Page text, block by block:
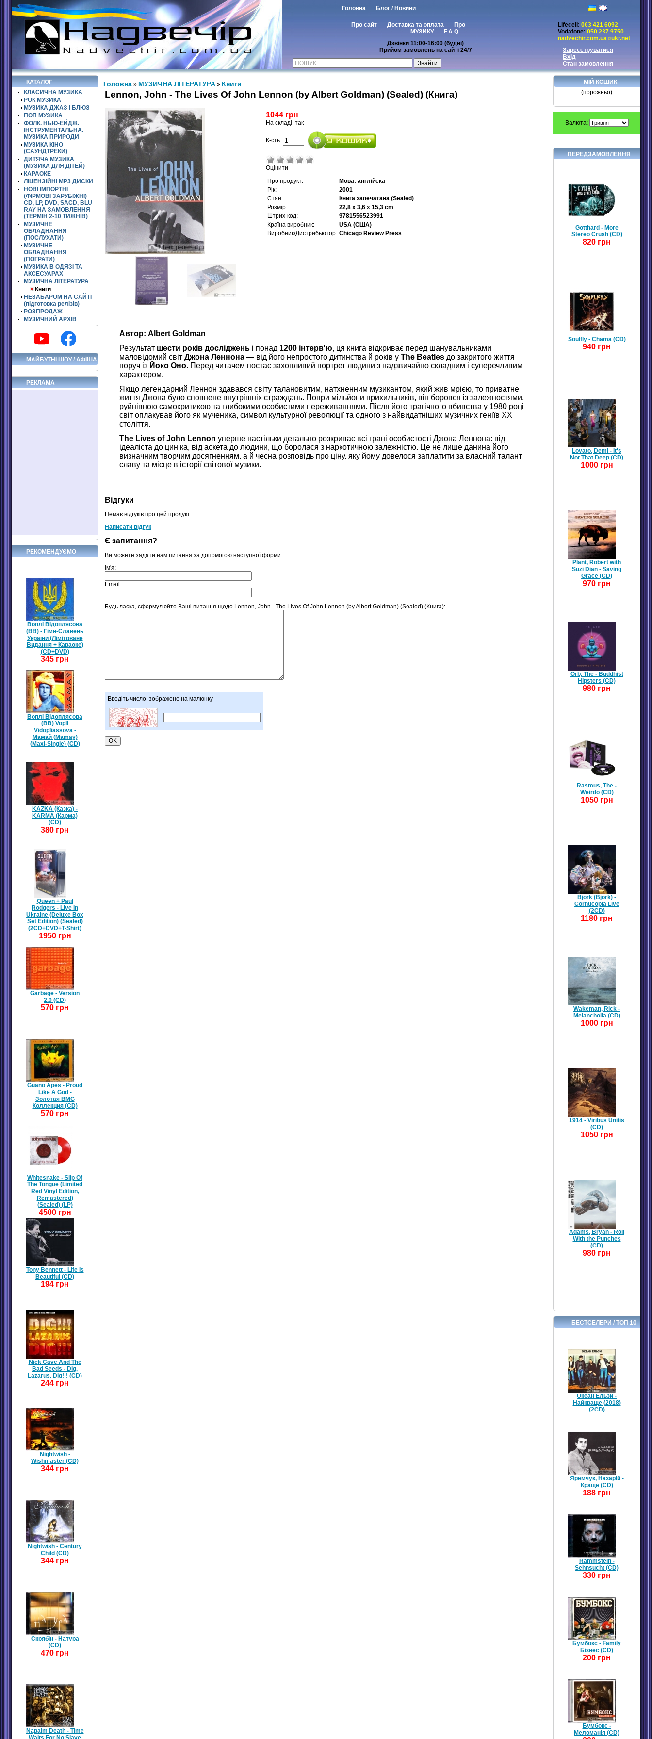
Головна Блог / Новини
Про сайт Доставка та оплата
Про
МУЗИКУ
F.A.Q.
Дзвінки 11:00-16:00 (будні)
Прийом замовлень на сайті 24/7
Lifecell: 063 421 6092
Vodafone: 050 237 9750
nadvechir.com.ua♫ukr.net
Зареєструватися
Вхід
Стан замовлення
КАТАЛОГ
КЛАСИЧНА МУЗИКА
РОК МУЗИКА
МУЗИКА ДЖАЗ І БЛЮЗ
ПОП МУЗИКА
ФОЛК. НЬЮ-ЕЙДЖ.
ІНСТРУМЕНТАЛЬНА.
МУЗИКА ПРИРОДИ
МУЗИКА КІНО
(САУНДТРЕКИ)
ДИТЯЧА МУЗИКА
(МУЗИКА ДЛЯ ДІТЕЙ)
КАРАОКЕ
ЛІЦЕНЗІЙНІ MP3 ДИСКИ
НОВІ ІМПОРТНІ
(ФІРМОВІ ЗАРУБІЖНІ)
CD, LP, DVD, SACD, BLU
RAY НА ЗАМОВЛЕННЯ
(ТЕРМІН 2-10 ТИЖНІВ)
МУЗИЧНЕ
ОБЛАДНАННЯ
(ПОСЛУХАТИ)
МУЗИЧНЕ
ОБЛАДНАННЯ
(ПОГРАТИ)
МУЗИКА В ОДЯЗІ ТА
АКСЕСУАРАХ
МУЗИЧНА ЛІТЕРАТУРА
Книги
НЕЗАБАРОМ НА САЙТІ
(підготовка релізів)
РОЗПРОДАЖ
МУЗИЧНИЙ АРХІВ
МАЙБУТНІ ШОУ / АФІША
РЕКЛАМА
РЕКОМЕНДУЄМО
Воплі Відоплясова
(ВВ) - Гімн-Славень
України (Лімітоване
Видання + Караоке)
(CD+DVD)
345 грн
Воплі Відоплясова
(ВВ) Vopli
Vidopliassova -
Мамай (Mamay)
(Maxi-Single) (CD)
KAZKA (Казка) -
KARMA (Карма)
(CD)
380 грн
Queen + Paul
Rodgers - Live In
Ukraine (Deluxe Box
Set Edition) (Sealed)
(2CD+DVD+T-Shirt)
1950 грн
Garbage - Version
2.0 (CD)
570 грн
Guano Apes - Proud
Like A God -
Золотая BMG
Коллекция (CD)
570 грн
Whitesnake - Slip Of
The Tongue (Limited
Red Vinyl Edition,
Remastered)
(Sealed) (LP)
4500 грн
Tony Bennett - Life Is
Beautiful (CD)
194 грн
Nick Cave And The
Bad Seeds - Dig,
Lazarus, Dig!!! (CD)
244 грн
Nightwish -
Wishmaster (CD)
344 грн
Nightwish - Century
Child (CD)
344 грн
Скрябін - Натура
(CD)
470 грн
Napalm Death - Time
Waits For No Slave
Головна » МУЗИЧНА ЛІТЕРАТУРА » Книги
Lennon, John - The Lives Of John Lennon (by Albert Goldman) (Sealed) (Книга)
1044 грн
На складі: так
К-сть:
Оцінити
Про продукт:
Мова: англійска
Рік:
2001
Стан:
Книга запечатана (Sealed)
Розмір:
22,8 x 3,6 x 15,3 cm
Штрих-код:
9781556523991
Країна виробник:
USA (США)
Виробник/Дистрибьютор: Chicago Review Press
Автор: Albert Goldman
Результат шести років досліджень і понад 1200 інтерв'ю, ця книга відкриває перед шанувальниками
маловідомий світ Джона Леннона — від його непростого дитинства й років у The Beatles до закритого життя
поруч із Йоко Оно. Перед читачем постає захопливий портрет людини з надзвичайно складним і суперечливим
характером.
Якщо легендарний Леннон здавався світу талановитим, натхненним музикантом, який жив мрією, то приватне
життя Джона було сповнене внутрішніх страждань. Попри мільйони прихильників, він боровся із залежностями,
руйнівною самокритикою та глибокими особистими переживаннями. Після його трагічного вбивства у 1980 році
світ оплакував його як мученика, символ культурної революції та одного з найвидатніших музичних геніїв ХХ
століття.
The Lives of John Lennon уперше настільки детально розкриває всі грані особистості Джона Леннона: від
ідеаліста до циніка, від аскета до людини, що боролася з наркотичною залежністю. Це не лише данина його
визначним творчим досягненням, а й чесна розповідь про ціну, яку йому довелося заплатити за власний талант,
славу та місце в історії світової музики.
Відгуки
Немає відгуків про цей продукт
Написати відгук
Є запитання?
Ви можете задати нам питання за допомогою наступної форми.
Ім'я:
Email
Будь ласка, сформулюйте Ваші питання щодо Lennon, John - The Lives Of John Lennon (by Albert Goldman) (Sealed) (Книга):
Введіть число, зображене на малюнку
МІЙ КОШИК
(порожньо)
Валюта:
ПЕРЕДЗАМОВЛЕННЯ
Gotthard - More
Stereo Crush (CD)
820 грн
Soulfly - Chama (CD)
940 грн
Lovato, Demi - It's
Not That Deep (CD)
1000 грн
Plant, Robert with
Suzi Dian - Saving
Grace (CD)
970 грн
Orb, The - Buddhist
Hipsters (CD)
980 грн
Rasmus, The -
Weirdo (CD)
1050 грн
Björk (Bjork) -
Cornucopia Live
(2CD)
1180 грн
Wakeman, Rick -
Melancholia (CD)
1000 грн
1914 - Viribus Unitis
(CD)
1050 грн
Adams, Bryan - Roll
With the Punches
(CD)
980 грн
БЕСТСЕЛЕРИ / ТОП 10
Океан Ельзи -
Найкраще (2018)
(2CD)
Яремчук, Назарій -
Краще (CD)
188 грн
Rammstein -
Sehnsucht (CD)
330 грн
Бумбокс - Family
Бізнес (CD)
200 грн
Бумбокс -
Меломанія (CD)